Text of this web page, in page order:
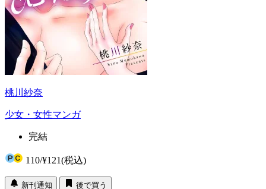
桃川紗奈
少女・女性マンガ
完結
110/¥121(税込)
新刊通知
後で買う